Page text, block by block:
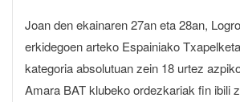
Joan den ekainaren 27an eta 28an,
erkidegoen arteko Espainiako
kategoria absolutuan zein 18 urtez
Amara BAT klubeko ordezkariak fin ibili